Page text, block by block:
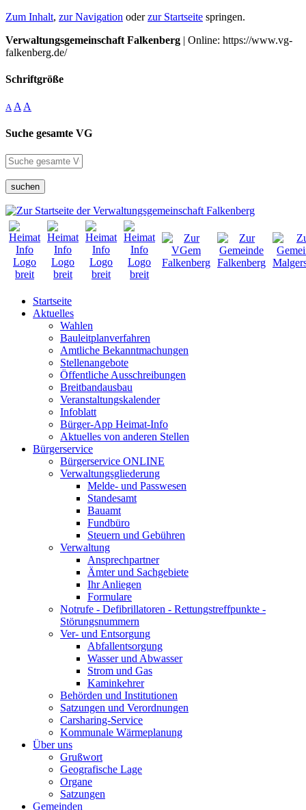
Zum Inhalt, zur Navigation oderzur Startseite springen.
Verwaltungsgemeinschaft Falkenberg | Online: https://www.vg-
falkenberg.de/
Schriftgröße
A A A
Suche gesamte VG
suchen
Startseite
Aktuelles
Wahlen
Bauleitplanverfahren
Amtliche Bekanntmachungen
Stellenangebote
Öffentliche Ausschreibungen
Breitbandausbau
Veranstaltungskalender
Infoblatt
Bürger-App Heimat-Info
Aktuelles von anderen Stellen
Bürgerservice
Bürgerservice ONLINE
Verwaltungsgliederung
Melde- und Passwesen
Standesamt
Bauamt
Fundbüro
Steuern und Gebühren
Verwaltung
Ansprechpartner
Ämter und Sachgebiete
Ihr Anliegen
Formulare
Notrufe - Defibrillatoren - Rettungstreffpunkte -
Störungsnummern
Ver- und Entsorgung
Abfallentsorgung
Wasser und Abwasser
Strom und Gas
Kaminkehrer
Behörden und Institutionen
Satzungen und Verordnungen
Carsharing-Service
Kommunale Wärmeplanung
Über uns
Grußwort
Geografische Lage
Organe
Satzungen
Gemeinden